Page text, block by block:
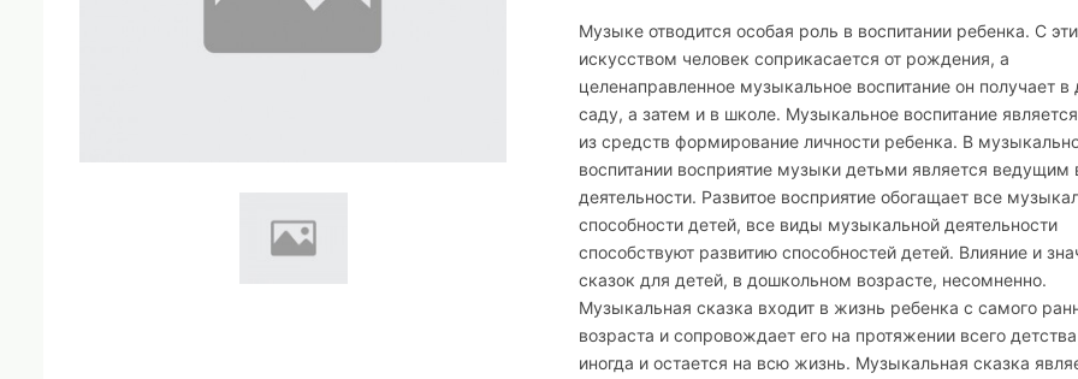
Музыке отводится особая роль в воспитании ребенка. С
искусством человек соприкасается от рождения, а
целенаправленное музыкальное воспитание он получает в
саду, а затем и в школе. Музыкальное воспитание
из средств формирование личности ребенка. В
воспитании восприятие музыки детьми является ведущим
деятельности. Развитое восприятие обогащает все
способности детей, все виды музыкальной деятельности
способствуют развитию способностей детей. Влияние и
сказок для детей, в дошкольном возрасте, несомненно.
Музыкальная сказка входит в жизнь ребенка с самого
возраста и сопровождает его на протяжении всего
иногда и остается на всю жизнь. Музыкальная сказка